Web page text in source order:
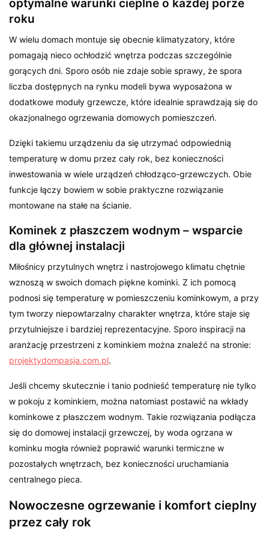
optymalne warunki cieplne o każdej porze
roku
W wielu domach montuje się obecnie klimatyzatory, które
pomagają nieco ochłodzić wnętrza podczas szczególnie
gorących dni. Sporo osób nie zdaje sobie sprawy, że spora
liczba dostępnych na rynku modeli bywa wyposażona w
dodatkowe moduły grzewcze, które idealnie sprawdzają się do
okazjonalnego ogrzewania domowych pomieszczeń.
Dzięki takiemu urządzeniu da się utrzymać odpowiednią
temperaturę w domu przez cały rok, bez konieczności
inwestowania w wiele urządzeń chłodząco-grzewczych. Obie
funkcje łączy bowiem w sobie praktyczne rozwiązanie
montowane na stałe na ścianie.
Kominek z płaszczem wodnym – wsparcie
dla głównej instalacji
Miłośnicy przytulnych wnętrz i nastrojowego klimatu chętnie
wznoszą w swoich domach piękne kominki. Z ich pomocą
podnosi się temperaturę w pomieszczeniu kominkowym, a przy
tym tworzy niepowtarzalny charakter wnętrza, które staje się
przytulniejsze i bardziej reprezentacyjne. Sporo inspiracji na
aranżację przestrzeni z kominkiem można znaleźć na stronie:
projektydompasja.com.pl.
Jeśli chcemy skutecznie i tanio podnieść temperaturę nie tylko
w pokoju z kominkiem, można natomiast postawić na wkłady
kominkowe z płaszczem wodnym. Takie rozwiązania podłącza
się do domowej instalacji grzewczej, by woda ogrzana w
kominku mogła również poprawić warunki termiczne w
pozostałych wnętrzach, bez konieczności uruchamiania
centralnego pieca.
Nowoczesne ogrzewanie i komfort cieplny
przez cały rok